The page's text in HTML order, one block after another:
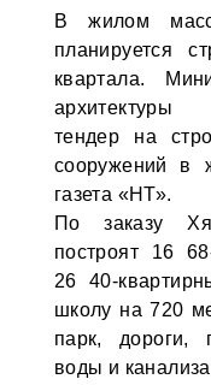
В жилом
планируется
квартала.
архитектуры
тендер на
сооружений в
газета «НТ».
По заказу
построят 16
26 40-
школу на 720
парк, дороги,
воды и